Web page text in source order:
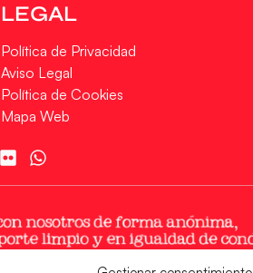
LEGAL
Política de Privacidad
Aviso Legal
Política de Cookies
Mapa Web